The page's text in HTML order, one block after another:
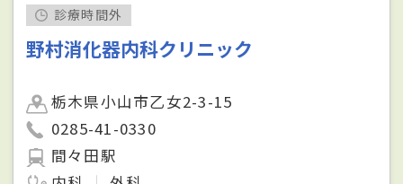
診療時間外
野村消化器内科クリニック
栃木県小山市乙女2-3-15
0285-41-0330
間々田駅